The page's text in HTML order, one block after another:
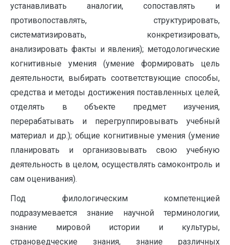
устанавливать аналогии, сопоставлять и
противопоставлять, структурировать,
систематизировать, конкретизировать,
анализировать факты и явления); методологические
когнитивные умения (умение формировать цель
деятельности, выбирать соответствующие способы,
средства и методы достижения поставленных целей,
отделять в объекте предмет изучения,
перерабатывать и перегруппировывать учебный
материал и др.); общие когнитивные умения (умение
планировать и организовывать свою учебную
деятельность в целом, осуществлять самоконтроль и
сам оценивания).
Под филологическим компетенцией
подразумевается знание научной терминологии,
знание мировой истории и культуры,
страноведческие знания, знание различных